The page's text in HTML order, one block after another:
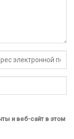
и веб-сайт в этом